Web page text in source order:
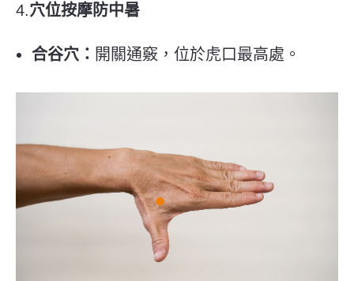
4.穴位按摩防中暑
合谷穴： 開關通竅，位於虎口最高處。